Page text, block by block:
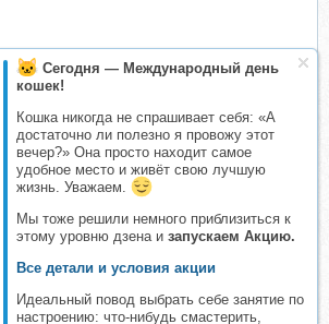
Сегодня — Международный день
кошек!
Кошка никогда не спрашивает себя: «А
достаточно ли полезно я провожу этот
вечер?» Она просто находит самое
удобное место и живёт свою лучшую
жизнь. Уважаем.
Мы тоже решили немного приблизиться к
этому уровню дзена и запускаем Акцию.
Все детали и условия акции
Идеальный повод выбрать себе занятие по
настроению: что-нибудь смастерить,